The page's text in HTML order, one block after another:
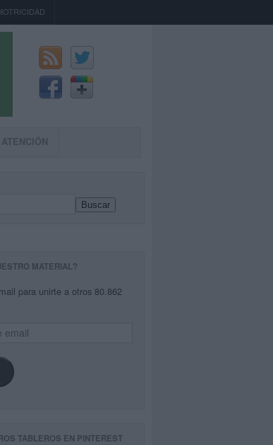
ATENCIÓN
Buscar
MATERIAL?
para unirte a otros 80.862
TABLEROS EN PINTEREST